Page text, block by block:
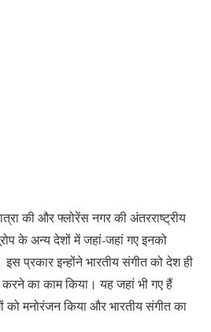
की और फ्लोरेंस नगर की अंतरराष्ट्रीय
के अन्य देशों में जहां-जहां गए इनको
प्रकार इन्होंने भारतीय संगीत को देश ही
करने का काम किया। यह जहां भी गए हैं
को मनोरंजन किया और भारतीय संगीत का